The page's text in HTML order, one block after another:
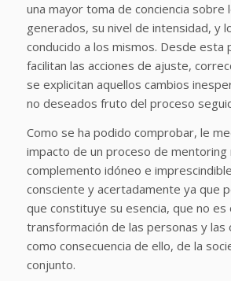
una mayor toma de conciencia sobre
generados, su nivel de intensidad, y
conducido a los mismos. Desde esta
facilitan las acciones de ajuste,
se explicitan aquellos cambios
no deseados fruto del proceso
Como se ha podido comprobar, le
impacto de un proceso de mentoring
complemento idóneo e
consciente y acertadamente ya que
que constituye su esencia, que no es
transformación de las personas y las
como consecuencia de ello, de la
conjunto.